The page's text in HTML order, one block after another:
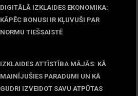
DIGITĀLĀ IZKLAIDES EKONOMIKA:
KĀPĒC BONUSI IR KĻUVUŠI PAR
NORMU TIEŠSAISTĒ
IZKLAIDES ATTĪSTĪBA MĀJĀS: KĀ
MAINĪJUŠIES PARADUMI UN KĀ
GUDRI IZVEIDOT SAVU ATPŪTAS